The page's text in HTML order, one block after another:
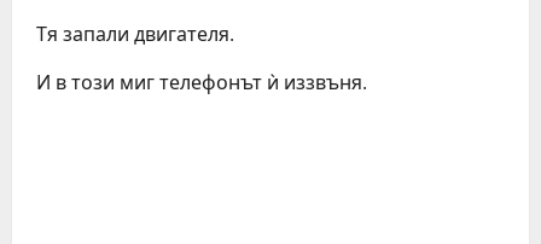
Тя запали двигателя.
И в този миг телефонът ѝ иззвъня.